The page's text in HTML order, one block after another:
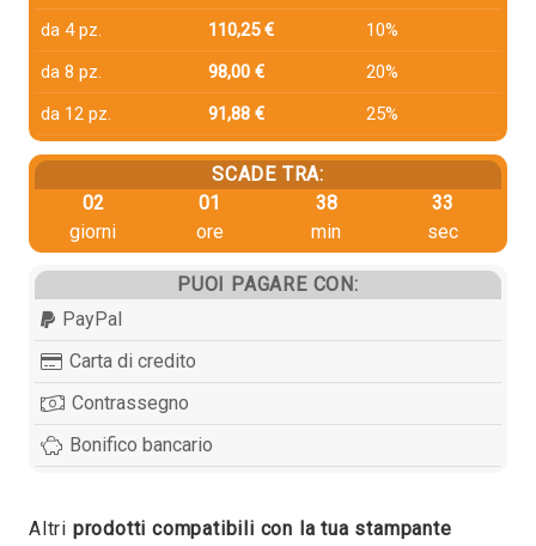
da 4 pz.
110,25 €
10%
da 8 pz.
98,00 €
20%
da 12 pz.
91,88 € 25%
SCADE TRA:
02
giorni
01
ore
38
min
33
sec
PUOI PAGARE CON:
PayPal
Carta di credito
Contrassegno
Bonifico bancario
Altri prodotti compatibili con la tua stampante